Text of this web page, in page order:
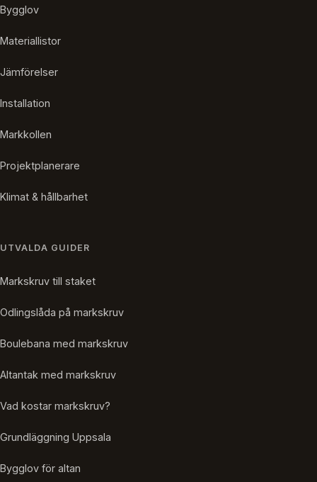
Bygglov
Materiallistor
Jämförelser
Installation
Markkollen
Projektplanerare
Klimat & hållbarhet
UTVALDA GUIDER
Markskruv till staket
Odlingslåda på markskruv
Boulebana med markskruv
Altantak med markskruv
Vad kostar markskruv?
Grundläggning Uppsala
Bygglov för altan